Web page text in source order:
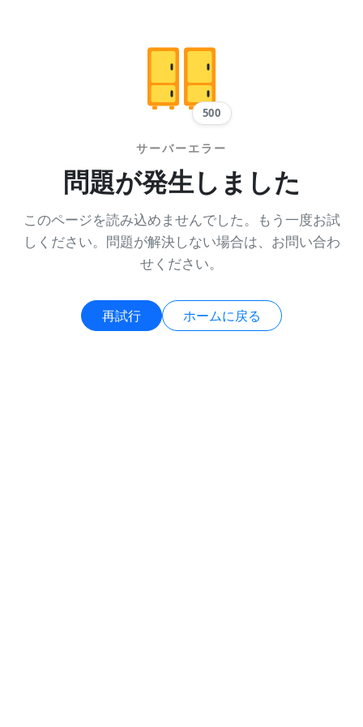
500
サーバーエラー
問題が発生しました
このページを読み込めませんでした。もう一度お試
しください。問題が解決しない場合は、お問い合わ
せください。
再試行 ホームに戻る